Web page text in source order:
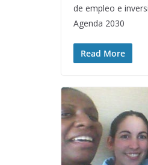
de empleo e
Agenda 2030
Read More